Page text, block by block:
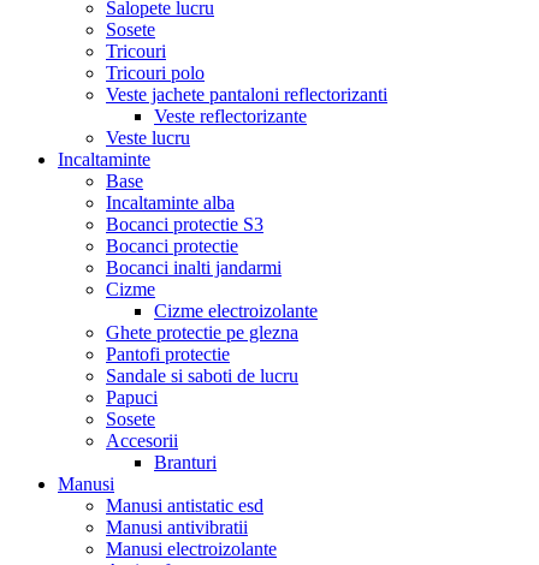
Salopete lucru
Sosete
Tricouri
Tricouri polo
Veste jachete pantaloni reflectorizanti
Veste reflectorizante
Veste lucru
Incaltaminte
Base
Incaltaminte alba
Bocanci protectie S3
Bocanci protectie
Bocanci inalti jandarmi
Cizme
Cizme electroizolante
Ghete protectie pe glezna
Pantofi protectie
Sandale si saboti de lucru
Papuci
Sosete
Accesorii
Branturi
Manusi
Manusi antistatic esd
Manusi antivibratii
Manusi electroizolante